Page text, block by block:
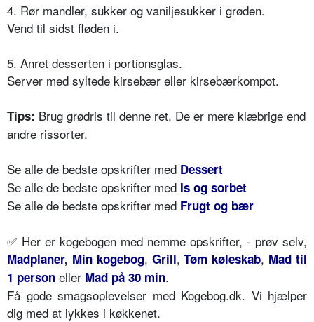
4. Rør mandler, sukker og vaniljesukker i grøden.
Vend til sidst fløden i.
5. Anret desserten i portionsglas.
Server med syltede kirsebær eller kirsebærkompot.
Tips: Brug grødris til denne ret. De er mere klæbrige end
andre rissorter.
Se alle de bedste opskrifter med Dessert
Se alle de bedste opskrifter med Is og sorbet
Se alle de bedste opskrifter med Frugt og bær
✅ Her er kogebogen med nemme opskrifter, - prøv selv,
Madplaner, Min kogebog, Grill,Tøm køleskab, Mad til
1 person eller Mad på 30 min.
Få gode smagsoplevelser med Kogebog.dk. Vi hjælper
dig med at lykkes i køkkenet.